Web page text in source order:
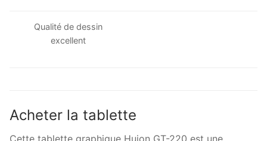
Qualité de dessin
excellent
Acheter la tablette
Cette tablette graphique Huion GT-220 est une